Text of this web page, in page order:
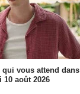
vous attend dans
août 2026